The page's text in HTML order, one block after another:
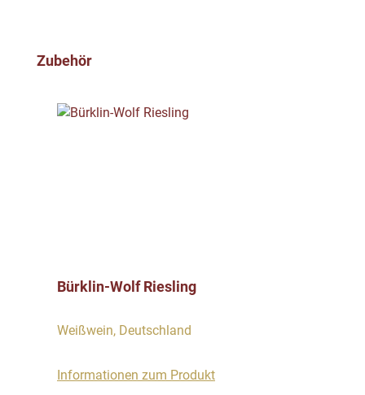
Produktgalerie überspringen
Zubehör
Bürklin-Wolf Riesling
Weißwein, Deutschland
Informationen zum Produkt